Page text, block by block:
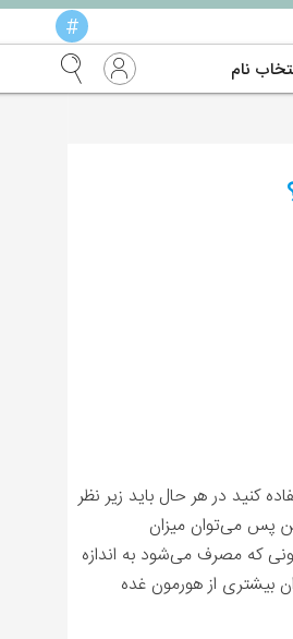
#
نام
کنید در هر حال باید زیر نظر
پس می‌توان میزان
که مصرف می‌شود به اندازه
بیشتری از هورمون غده